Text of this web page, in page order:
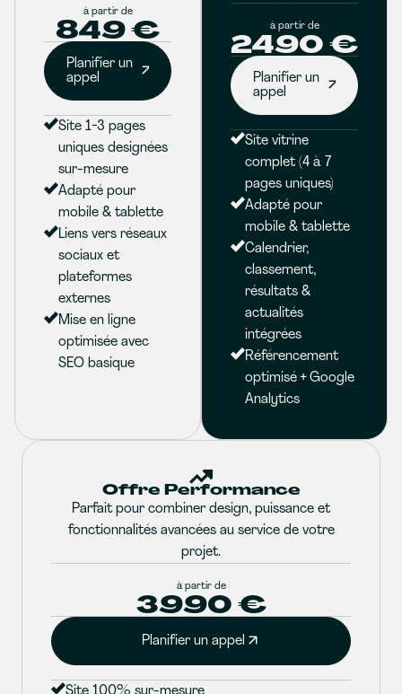
à partir de
849 €
Planifier un
appel
Site 1-3 pages
uniques designées
sur-mesure
Adapté pour
mobile & tablette
Liens vers réseaux
sociaux et
plateformes
externes
Mise en ligne
optimisée avec
SEO basique
à partir de
2490 €
Planifier un
appel
Site vitrine
complet (4 à 7
pages uniques)
Adapté pour
mobile & tablette
Calendrier,
classement,
résultats &
actualités
intégrées
Référencement
optimisé + Google
Analytics
Offre Performance
Parfait pour combiner design, puissance et
fonctionnalités avancées au service de votre
projet.
à partir de
3990 €
Planifier un appel